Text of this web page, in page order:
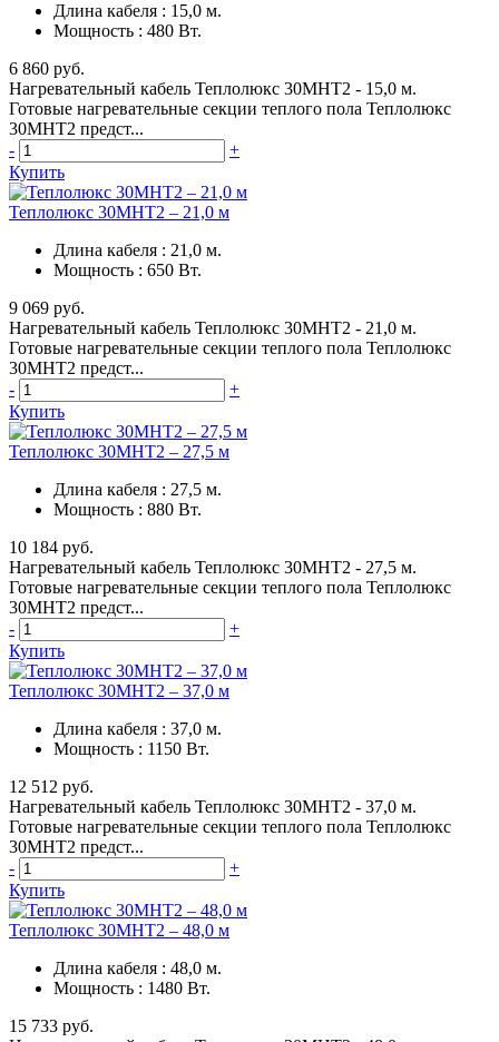
Длина кабеля : 15,0 м.
Мощность : 480 Вт.
6 860 руб.
Нагревательный кабель Теплолюкс 30МНТ2 - 15,0 м.
Готовые нагревательные секции теплого пола Теплолюкс
30МНТ2 предст...
-
+
Купить
Теплолюкс 30МНТ2 – 21,0 м
Длина кабеля : 21,0 м.
Мощность : 650 Вт.
9 069 руб.
Нагревательный кабель Теплолюкс 30МНТ2 - 21,0 м.
Готовые нагревательные секции теплого пола Теплолюкс
30МНТ2 предст...
-
+
Купить
Теплолюкс 30МНТ2 – 27,5 м
Длина кабеля : 27,5 м.
Мощность : 880 Вт.
10 184 руб.
Нагревательный кабель Теплолюкс 30МНТ2 - 27,5 м.
Готовые нагревательные секции теплого пола Теплолюкс
30МНТ2 предст...
-
+
Купить
Теплолюкс 30МНТ2 – 37,0 м
Длина кабеля : 37,0 м.
Мощность : 1150 Вт.
12 512 руб.
Нагревательный кабель Теплолюкс 30МНТ2 - 37,0 м.
Готовые нагревательные секции теплого пола Теплолюкс
30МНТ2 предст...
-
+
Купить
Теплолюкс 30МНТ2 – 48,0 м
Длина кабеля : 48,0 м.
Мощность : 1480 Вт.
15 733 руб.